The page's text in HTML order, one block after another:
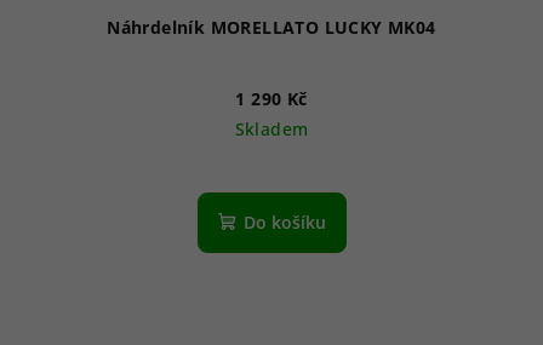
Náhrdelník MORELLATO LUCKY MK04
1 290 Kč
Skladem
Do košíku